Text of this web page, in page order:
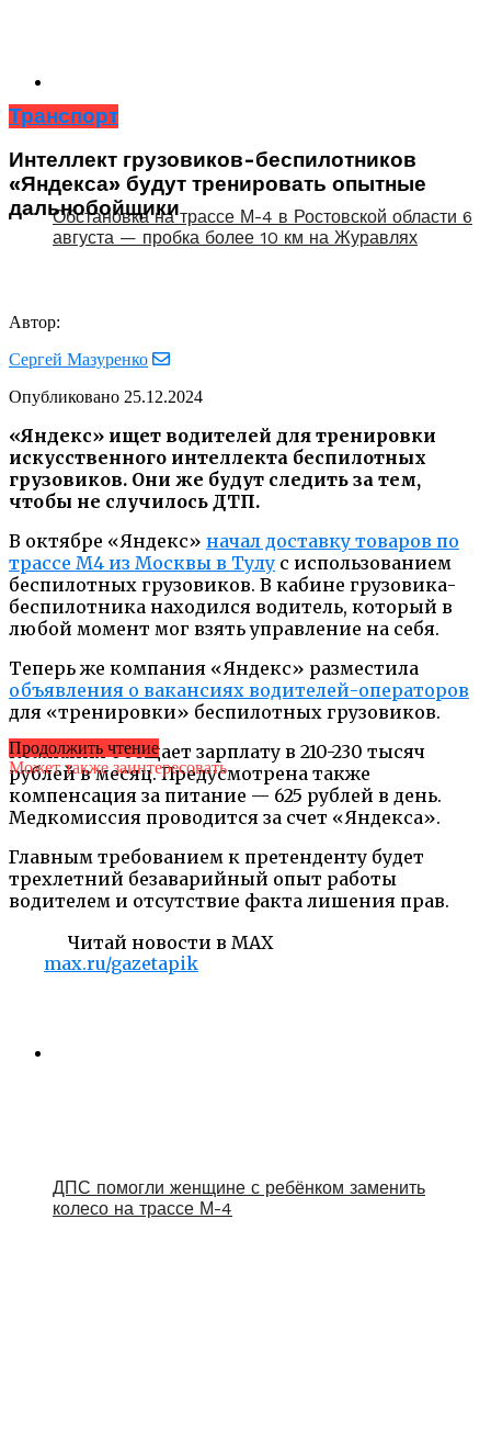
Обстановка на трассе М-4 в Ростовской области 6
августа — пробка более 10 км на Журавлях
Транспорт
Интеллект грузовиков-беспилотников
«Яндекса» будут тренировать опытные
дальнобойщики
Автор:
Сергей Мазуренко
Опубликовано 25.12.2024
«Яндекс» ищет водителей для тренировки
искусственного интеллекта беспилотных
грузовиков. Они же будут следить за тем,
чтобы не случилось ДТП.
В октябре «Яндекс» начал доставку товаров по
трассе М4 из Москвы в Тулу с использованием
беспилотных грузовиков. В кабине грузовика-
беспилотника находился водитель, который в
любой момент мог взять управление на себя.
Теперь же компания «Яндекс» разместила
объявления о вакансиях водителей-операторов
для «тренировки» беспилотных грузовиков.
Компания обещает зарплату в 210-230 тысяч
рублей в месяц. Предусмотрена также
компенсация за питание — 625 рублей в день.
Медкомиссия проводится за счет «Яндекса».
Главным требованием к претенденту будет
трехлетний безаварийный опыт работы
водителем и отсутствие факта лишения прав.
Читай новости в MAX
max.ru/gazetapik
Продолжить чтение
Может также заинтересовать
ДПС помогли женщине с ребёнком заменить
колесо на трассе М-4